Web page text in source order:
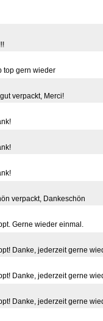
top gern wieder
verpackt, Merci!
verpackt, Dankeschön
Gerne wieder einmal.
Danke, jederzeit gerne
Danke, jederzeit gerne
Danke, jederzeit gerne